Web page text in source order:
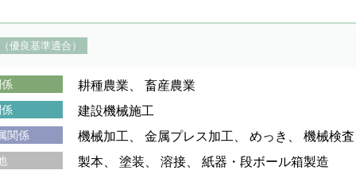
優良基準適合）
耕種農業 畜産農業
建設機械施工
関係 機械加工 金属プレス加工 めっき 機械検査
製本 塗装 溶接 紙器・段ボール箱製造